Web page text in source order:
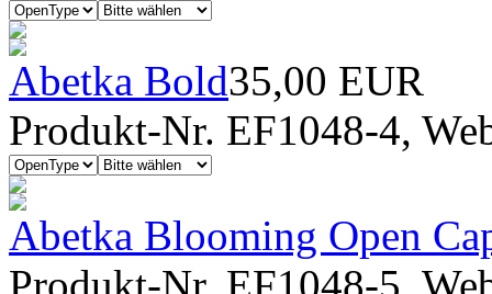
Abetka Bold35,00 EUR
Produkt-Nr. EF1048-4,
Abetka Blooming Open